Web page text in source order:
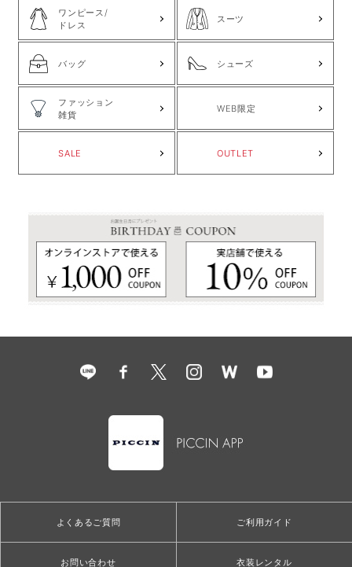
ワンピース/
ドレス
スーツ
バッグ シューズ
ファッション
雑貨
WEB限定
SALE OUTLET
よくあるご質問 ご利用ガイド
お問い合わせ 衣装レンタル